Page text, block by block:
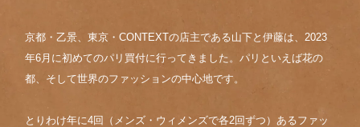
京都・乙景、東京・CONTEXTの店主である山下と伊藤は、2023
年6月に初めてのパリ買付に行ってきました。パリといえば花の
都、そして世界のファッションの中心地です。
とりわけ年に4回（メンズ・ウィメンズで各2回ずつ）あるファッ